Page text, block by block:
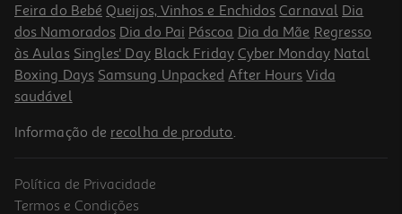
Feira do Bebé Queijos, Vinhos e Enchidos Carnaval Dia
dos Namorados Dia do Pai Páscoa Dia da Mãe Regresso
às Aulas Singles' Day Black Friday Cyber Monday Natal
Boxing Days Samsung Unpacked After Hours Vida
saudável
Informação de recolha de produto.
Política de Privacidade
Termos e Condições